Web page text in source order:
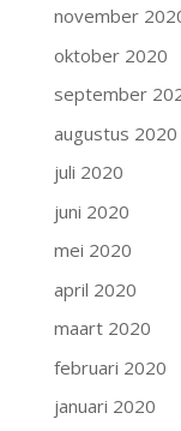
november
oktober 2020
september
augustus 2020
juli 2020
juni 2020
mei 2020
april 2020
maart 2020
februari 2020
januari 2020